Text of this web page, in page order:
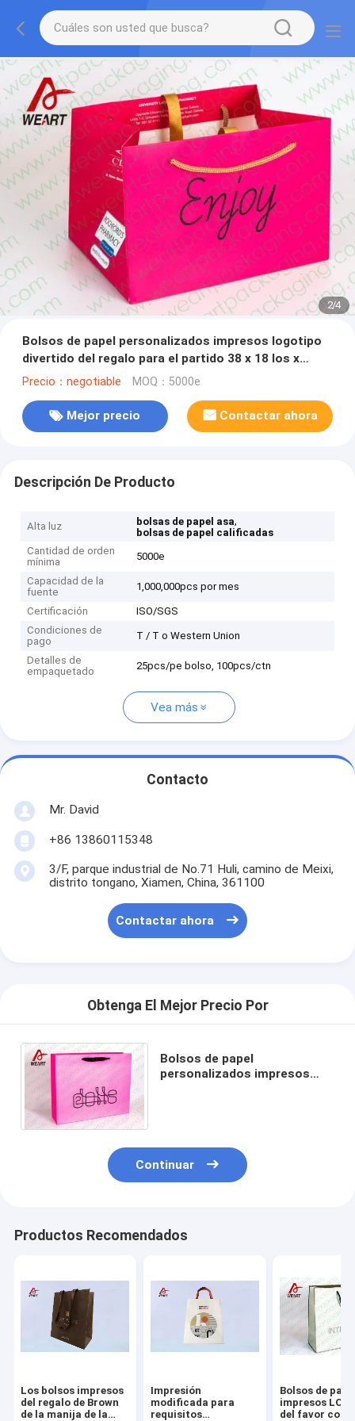
3/4
Bolsos de papel personalizados impresos logotipo
divertido del regalo para el partido 38 x 18 los x
25cm
Precio：negotiable MOQ：5000e
Mejor precio Contactar ahora
Descripción De Producto
Alta luz bolsas de papel asa,
bolsas de papel calificadas
Cantidad de orden
mínima
5000e
Capacidad de la
fuente
1,000,000pcs por mes
Certificación
ISO/SGS
Condiciones de
pago
T / T o Western Union
Detalles de
empaquetado
25pcs/pe bolso, 100pcs/ctn
Vea más
Contacto
Mr. David
+86 13860115348
3/F, parque industrial de No.71 Huli, camino de Meixi,
distrito tongano, Xiamen, China, 361100
Contactar ahora
Obtenga El Mejor Precio Por
Bolsos de papel
personalizados impresos
Continuar
Productos Recomendados
Los bolsos impresos
del regalo de Brown
de la manija de la
Impresión
modificada para
requisitos
Bolsos de
impresos
del favor con